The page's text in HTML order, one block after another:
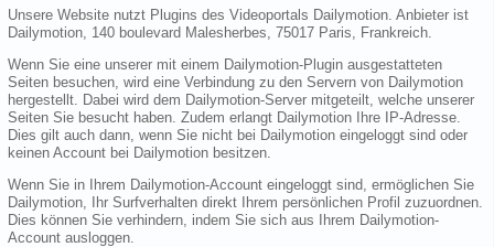
Unsere Website nutzt Plugins des Videoportals Dailymotion. Anbieter ist
Dailymotion, 140 boulevard Malesherbes, 75017 Paris, Frankreich.
Wenn Sie eine unserer mit einem Dailymotion-Plugin ausgestatteten
Seiten besuchen, wird eine Verbindung zu den Servern von Dailymotion
hergestellt. Dabei wird dem Dailymotion-Server mitgeteilt, welche unserer
Seiten Sie besucht haben. Zudem erlangt Dailymotion Ihre IP-Adresse.
Dies gilt auch dann, wenn Sie nicht bei Dailymotion eingeloggt sind oder
keinen Account bei Dailymotion besitzen.
Wenn Sie in Ihrem Dailymotion-Account eingeloggt sind, ermöglichen Sie
Dailymotion, Ihr Surfverhalten direkt Ihrem persönlichen Profil zuzuordnen.
Dies können Sie verhindern, indem Sie sich aus Ihrem Dailymotion-
Account ausloggen.